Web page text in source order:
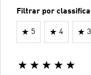
Filtrar por
5 4 3